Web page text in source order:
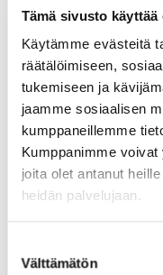
Tämä sivusto käyttää
Käytämme evästeitä
räätälöimiseen,
tukemiseen ja
jaamme sosiaalisen
kumppaneillemme
Kumppanimme
joita olet antanut
heidän palvelujaan.
valinta
Välttämätön